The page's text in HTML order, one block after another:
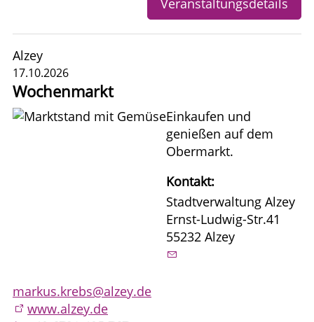
Veranstaltungsdetails
Alzey
17.10.2026
Wochenmarkt
Einkaufen und
genießen auf dem
Obermarkt.
Kontakt:
Stadtverwaltung Alzey
Ernst-Ludwig-Str.41
55232 Alzey
markus.krebs@alzey.de
www.alzey.de